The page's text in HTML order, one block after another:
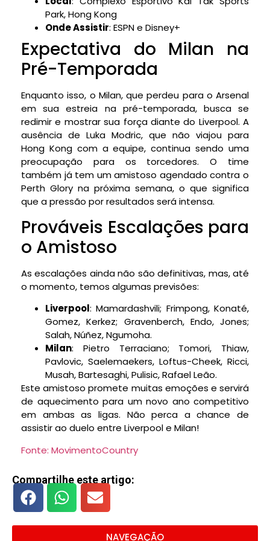
Park, Hong Kong
Onde Assistir: ESPN e Disney+
Expectativa do Milan na
Pré-Temporada
Enquanto isso, o Milan, que perdeu para o Arsenal
em sua estreia na pré-temporada, busca se
redimir e mostrar sua força diante do Liverpool. A
ausência de Luka Modric, que não viajou para
Hong Kong com a equipe, continua sendo uma
preocupação para os torcedores. O time
também já tem um amistoso agendado contra o
Perth Glory na próxima semana, o que significa
que a pressão por resultados será intensa.
Prováveis Escalações para
o Amistoso
As escalações ainda não são definitivas, mas, até
o momento, temos algumas previsões:
Liverpool: Mamardashvili; Frimpong, Konaté,
Gomez, Kerkez; Gravenberch, Endo, Jones;
Salah, Núñez, Ngumoha.
Milan: Pietro Terraciano; Tomori, Thiaw,
Pavlovic, Saelemaekers, Loftus-Cheek, Ricci,
Musah, Bartesaghi, Pulisic, Rafael Leão.
Este amistoso promete muitas emoções e servirá
de aquecimento para um novo ano competitivo
em ambas as ligas. Não perca a chance de
assistir ao duelo entre Liverpool e Milan!
Fonte: MovimentoCountry
Compartilhe este artigo:
NAVEGAÇÃO